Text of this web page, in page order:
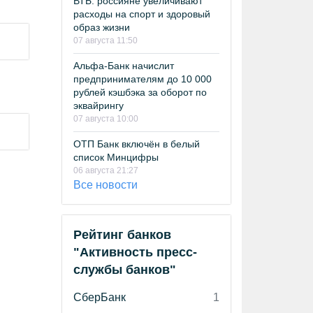
расходы на спорт и здоровый
образ жизни
07 августа 11:50
Альфа-Банк начислит
предпринимателям до 10 000
рублей кэшбэка за оборот по
эквайрингу
07 августа 10:00
ОТП Банк включён в белый
список Минцифры
06 августа 21:27
Все новости
Рейтинг банков
"Активность пресс-
службы банков"
СберБанк
1